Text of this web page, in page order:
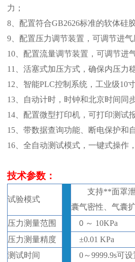
力；
8、 配置符合GB2626标准的软体硅
9、 配置压力调节装置，可调节进气
10、 配置流量调节装置，可调节进
11、 活塞式加压方式，确保内压力
12、 智能PLC控制系统， 工业级10
13、
自动计时，时钟和北京时间同
14、 配置微型打印机，可打印测试
15、 带数据查询功能、断电保护和
16、 全自动测试模式，一键式操作
技术参数：
试验模式
支持**面罩
囊气密性 、气囊
压力测量范围 0 ～ 10KPa
压力测量精度
±0.01 KPa
测试时间
0～9999.9s可